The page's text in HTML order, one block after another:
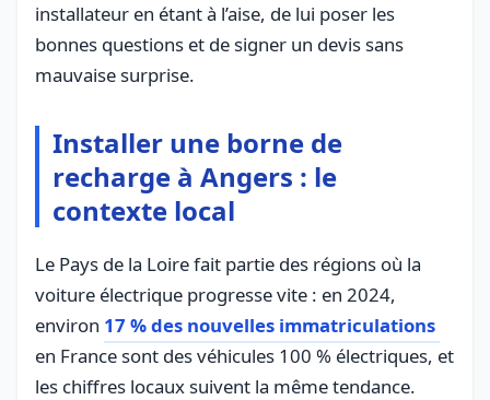
installateur en étant à l’aise, de lui poser les
bonnes questions et de signer un devis sans
mauvaise surprise.
Installer une borne de
recharge à Angers : le
contexte local
Le Pays de la Loire fait partie des régions où la
voiture électrique progresse vite : en 2024,
environ 17 % des nouvelles immatriculations
en France sont des véhicules 100 % électriques, et
les chiffres locaux suivent la même tendance.